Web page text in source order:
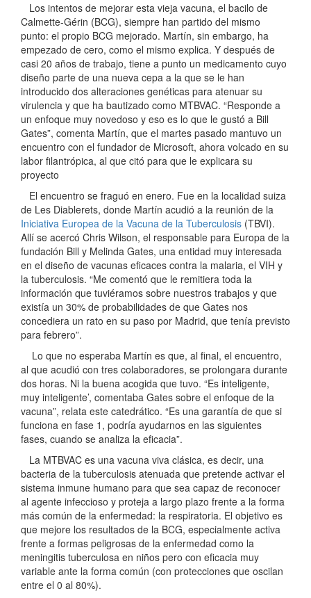
Los intentos de mejorar esta vieja vacuna, el bacilo de
Calmette-Gérin (BCG), siempre han partido del mismo
punto: el propio BCG mejorado. Martín, sin embargo, ha
empezado de cero, como el mismo explica. Y después de
casi 20 años de trabajo, tiene a punto un medicamento cuyo
diseño parte de una nueva cepa a la que se le han
introducido dos alteraciones genéticas para atenuar su
virulencia y que ha bautizado como MTBVAC. “Responde a
un enfoque muy novedoso y eso es lo que le gustó a Bill
Gates”, comenta Martín, que el martes pasado mantuvo un
encuentro con el fundador de Microsoft, ahora volcado en su
labor filantrópica, al que citó para que le explicara su
proyecto
El encuentro se fraguó en enero. Fue en la localidad suiza
de Les Diablerets, donde Martín acudió a la reunión de la
Iniciativa Europea de la Vacuna de la Tuberculosis (TBVI).
Allí se acercó Chris Wilson, el responsable para Europa de la
fundación Bill y Melinda Gates, una entidad muy interesada
en el diseño de vacunas eficaces contra la malaria, el VIH y
la tuberculosis. “Me comentó que le remitiera toda la
información que tuviéramos sobre nuestros trabajos y que
existía un 30% de probabilidades de que Gates nos
concediera un rato en su paso por Madrid, que tenía previsto
para febrero”.
Lo que no esperaba Martín es que, al final, el encuentro,
al que acudió con tres colaboradores, se prolongara durante
dos horas. Ni la buena acogida que tuvo. “Es inteligente,
muy inteligente’, comentaba Gates sobre el enfoque de la
vacuna”, relata este catedrático. “Es una garantía de que si
funciona en fase 1, podría ayudarnos en las siguientes
fases, cuando se analiza la eficacia”.
La MTBVAC es una vacuna viva clásica, es decir, una
bacteria de la tuberculosis atenuada que pretende activar el
sistema inmune humano para que sea capaz de reconocer
al agente infeccioso y proteja a largo plazo frente a la forma
más común de la enfermedad: la respiratoria. El objetivo es
que mejore los resultados de la BCG, especialmente activa
frente a formas peligrosas de la enfermedad como la
meningitis tuberculosa en niños pero con eficacia muy
variable ante la forma común (con protecciones que oscilan
entre el 0 al 80%).